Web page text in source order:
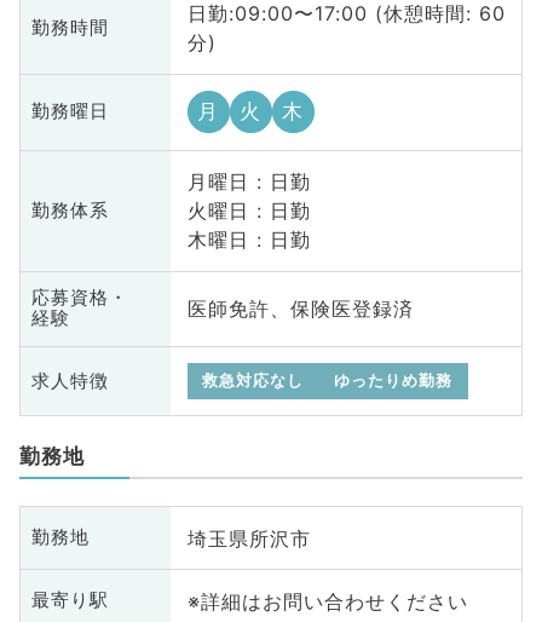
勤務時間
日勤:09:00〜17:00 (休憩時間: 60
分)
勤務曜日 月 火 木
勤務体系
月曜日 : 日勤
火曜日 : 日勤
木曜日 : 日勤
応募資格・
経験
医師免許、保険医登録済
求人特徴 救急対応なし ゆったりめ勤務
勤務地
勤務地 埼玉県所沢市
最寄り駅 ※詳細はお問い合わせください